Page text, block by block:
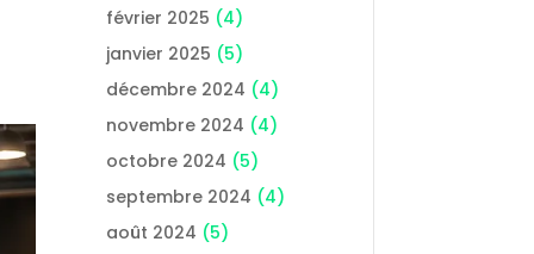
février 2025 (4)
janvier 2025 (5)
décembre 2024 (4)
novembre 2024 (4)
octobre 2024 (5)
septembre 2024 (4)
août 2024 (5)